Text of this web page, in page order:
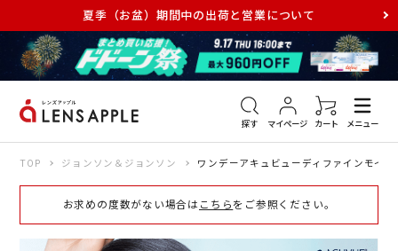
夏季（お盆）期間中の出荷と営業について
探す マイページ カート メニュー
アキュビュー メダリスト メガネ
TOP ジョンソン＆ジョンソン ワンデーアキュビューディファインモイ
お求めの度数がない場合は こちら をご参照ください。